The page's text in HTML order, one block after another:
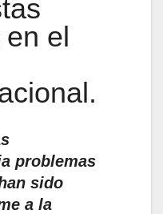
el
problemas
sido
a la